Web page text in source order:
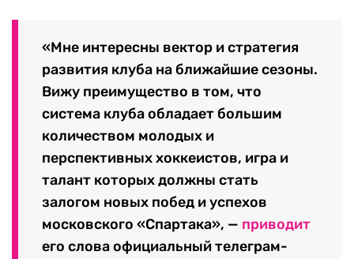
«Мне интересны вектор и стратегия
развития клуба на ближайшие сезоны.
Вижу преимущество в том, что
система клуба обладает большим
количеством молодых и
перспективных хоккеистов, игра и
талант которых должны стать
залогом новых побед и успехов
московского «Спартака», — приводит
его слова официальный телеграм-